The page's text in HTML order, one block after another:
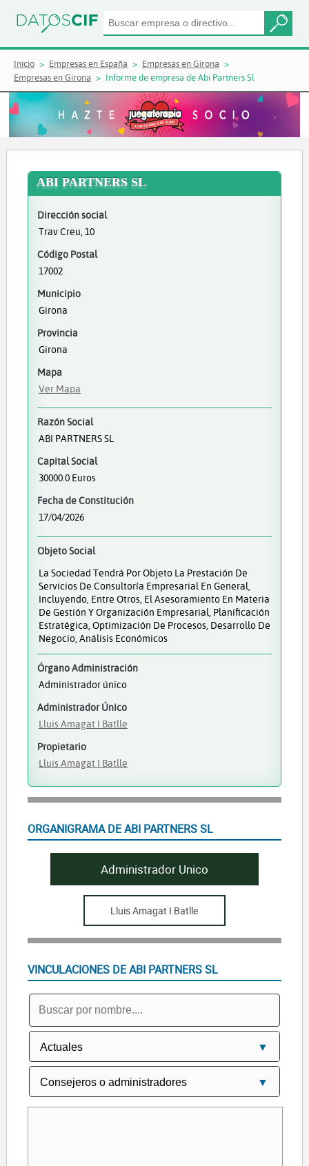
Inicio Empresas en España
Empresas en Girona
Empresas en Girona
Informe de empresa de Abi Partners Sl
ABI PARTNERS SL
Dirección social
Trav Creu, 10
Código Postal
17002
Municipio
Girona
Provincia
Girona
Mapa
Ver Mapa
Razón Social
ABI PARTNERS SL
Capital Social
30000.0 Euros
Fecha de Constitución
17/04/2026
Objeto Social
La Sociedad Tendrá Por Objeto La Prestación De
Servicios De Consultoría Empresarial En General,
Incluyendo, Entre Otros, El Asesoramiento En Materia
De Gestión Y Organización Empresarial, Planificación
Estratégica, Optimización De Procesos, Desarrollo De
Negocio, Análisis Económicos
Órgano Administración
Administrador único
Administrador Único
Lluis Amagat I Batlle
Propietario
Lluis Amagat I Batlle
ORGANIGRAMA DE ABI PARTNERS SL
Administrador Unico
Lluis Amagat I Batlle
VINCULACIONES DE ABI PARTNERS SL